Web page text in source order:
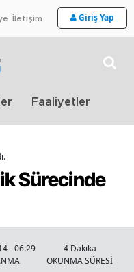
İletişim Giriş Yap
Faaliyetler
Sürecinde
- 06:29
4 Dakika
OKUNMA SÜRESİ